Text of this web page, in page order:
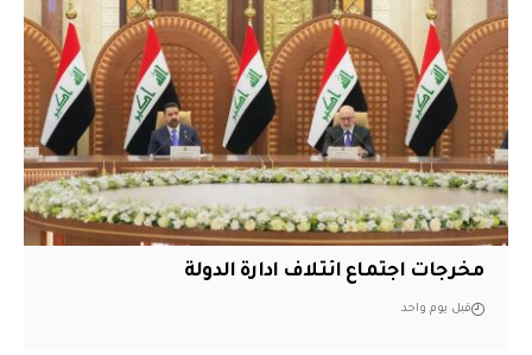
مخرجات اجتماع ائتلاف ادارة الدولة
قبل يوم واحد